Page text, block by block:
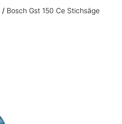
/ Bosch Gst 150 Ce Stichsäge